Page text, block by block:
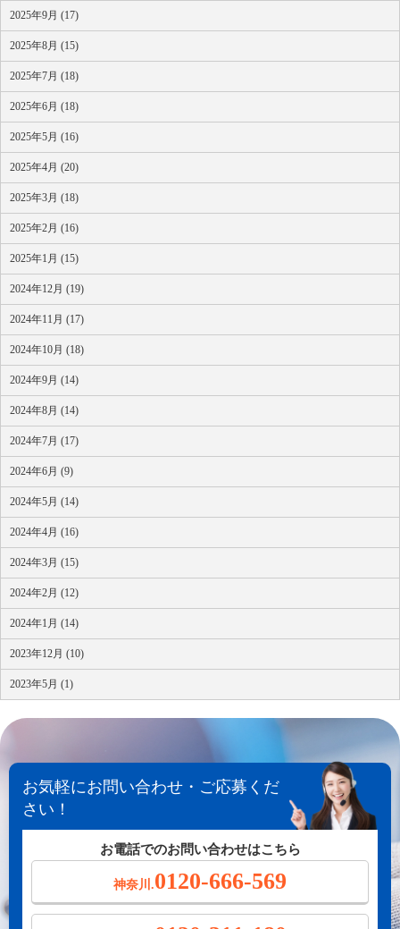
2025年9月 (17)
2025年8月 (15)
2025年7月 (18)
2025年6月 (18)
2025年5月 (16)
2025年4月 (20)
2025年3月 (18)
2025年2月 (16)
2025年1月 (15)
2024年12月 (19)
2024年11月 (17)
2024年10月 (18)
2024年9月 (14)
2024年8月 (14)
2024年7月 (17)
2024年6月 (9)
2024年5月 (14)
2024年4月 (16)
2024年3月 (15)
2024年2月 (12)
2024年1月 (14)
2023年12月 (10)
2023年5月 (1)
お気軽にお問い合わせ・ご応募くだ
さい！
お電話でのお問い合わせはこちら
神奈川.0120-666-569